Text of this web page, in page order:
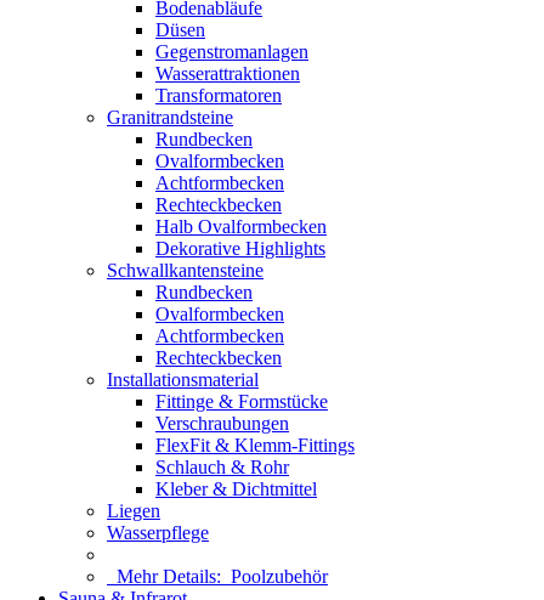
Bodenabläufe
Düsen
Gegenstromanlagen
Wasserattraktionen
Transformatoren
Granitrandsteine
Rundbecken
Ovalformbecken
Achtformbecken
Rechteckbecken
Halb Ovalformbecken
Dekorative Highlights
Schwallkantensteine
Rundbecken
Ovalformbecken
Achtformbecken
Rechteckbecken
Installationsmaterial
Fittinge & Formstücke
Verschraubungen
FlexFit & Klemm-Fittings
Schlauch & Rohr
Kleber & Dichtmittel
Liegen
Wasserpflege
Mehr Details: Poolzubehör